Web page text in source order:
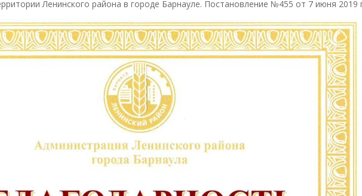
Ленинского района в городе Барнауле. Постановление №455 от 7 июня 2019